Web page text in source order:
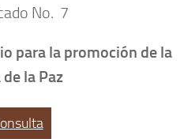
No. 7
para la promoción de la
la Paz